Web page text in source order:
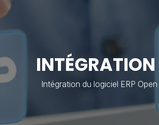
INTÉGRATION
Intégration du logiciel ERP